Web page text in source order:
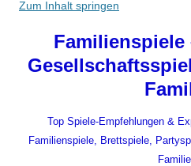
Zum Inhalt springen
Familienspiele
Top Spiele-Empfehlungen &
Familienspiele, Brettspiele,